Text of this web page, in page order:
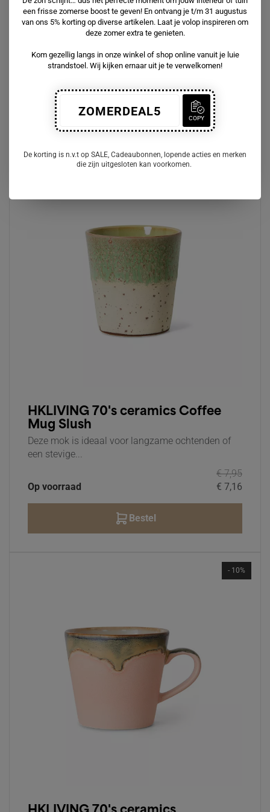
Hoogte 8 cm
Onderhoudsadvies:
vaatwasmachinebestendig
Anderen bekeken ook
HKLIVING 70's ceramics Coffee
Mug Slush
Deze mok is ideaal voor langzame ochtenden of
een stevige...
Op voorraad
€ 7,95
€ 7,16
Bestel
- 10%
een frisse zomerse boost te geven! En ontvang je t/m 31 augustus
van ons 5% korting op diverse artikelen. Laat je volop inspireren om
deze zomer extra te genieten.
Kom gezellig langs in onze winkel of shop online vanuit je luie
strandstoel. Wij kijken ernaar uit je te verwelkomen!
ZOMERDEAL5 COPY
De korting is n.v.t op SALE, Cadeaubonnen, lopende acties en merken
die zijn uitgesloten kan voorkomen.